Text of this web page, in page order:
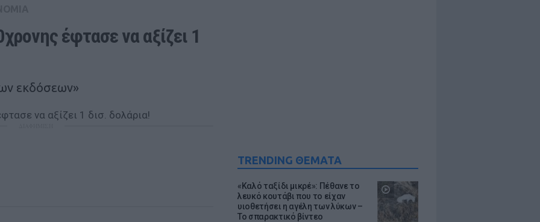
TRENDING ΘΕΜΑΤΑ
«Καλό ταξίδι μικρέ»: Πέθανε το
λευκό κουτάβι που το είχαν
υιοθετήσει η αγέλη των λύκων –
Το σπαρακτικό βίντεο
έφτασε να αξίζει 1
εκδόσεων»